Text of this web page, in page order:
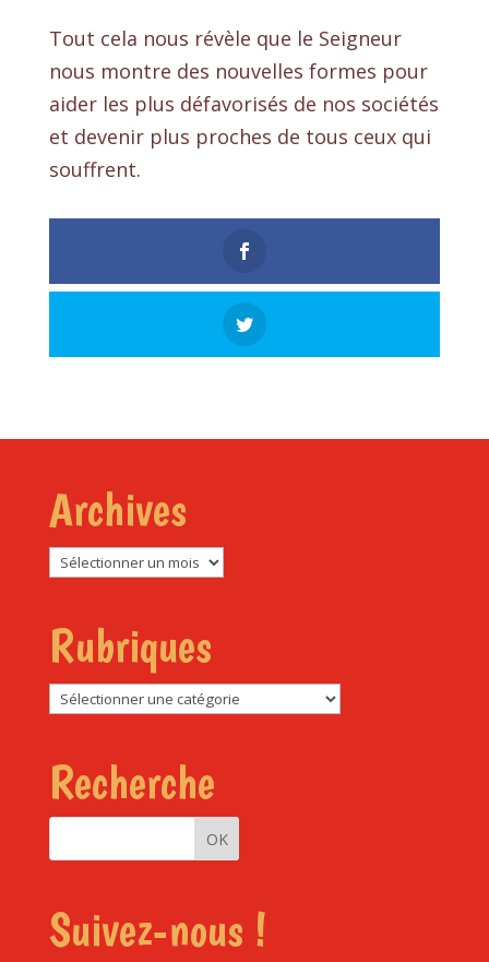
Tout cela nous révèle que le Seigneur
nous montre des nouvelles formes pour
aider les plus défavorisés de nos sociétés
et devenir plus proches de tous ceux qui
souffrent.
Archives
Archives
Rubriques
Rubriques
Recherche
Suivez-nous !